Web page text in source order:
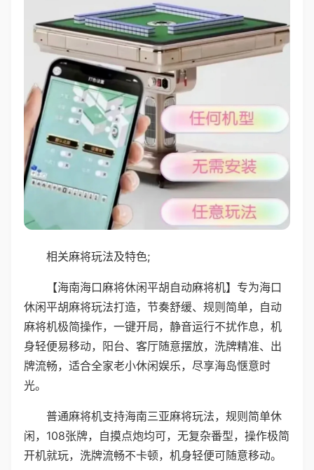
相关麻将玩法及特色;
【海南海口麻将休闲平胡自动麻将机】专为海口
休闲平胡麻将玩法打造，节奏舒缓、规则简单，自动
麻将机极简操作，一键开局，静音运行不扰作息，机
身轻便易移动，阳台、客厅随意摆放，洗牌精准、出
牌流畅，适合全家老小休闲娱乐，尽享海岛惬意时
光。
普通麻将机支持海南三亚麻将玩法，规则简单休
闲，108张牌，自摸点炮均可，无复杂番型，操作极简
开机就玩，洗牌流畅不卡顿，机身轻便可随意移动。